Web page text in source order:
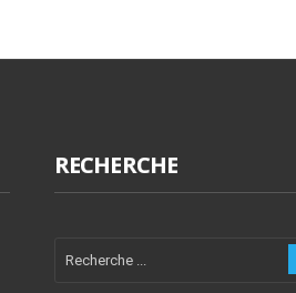
RECHERCHE